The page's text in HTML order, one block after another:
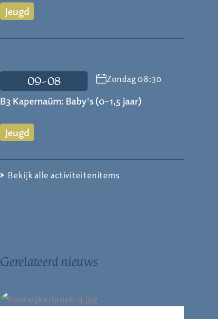
Jeugd
09-08 Zondag 08:30
B3 Kapernaüm: Baby's (0-1,5 jaar)
Jeugd
Bekijk alle activiteitenitems
Gerelateerd nieuws